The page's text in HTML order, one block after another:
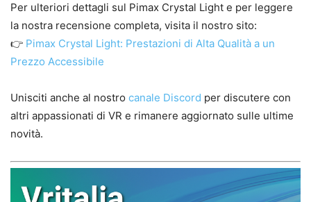
Per ulteriori dettagli sul Pimax Crystal Light e per leggere
la nostra recensione completa, visita il nostro sito:
👉 Pimax Crystal Light: Prestazioni di Alta Qualità a un
Prezzo Accessibile
Unisciti anche al nostro canale Discord per discutere con
altri appassionati di VR e rimanere aggiornato sulle ultime
novità.